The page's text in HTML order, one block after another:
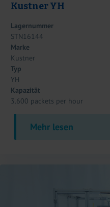
Kustner YH
Lagernummer
STN16144
Marke
Kustner
Typ
YH
Kapazität
3.600 packets per hour
Mehr lesen